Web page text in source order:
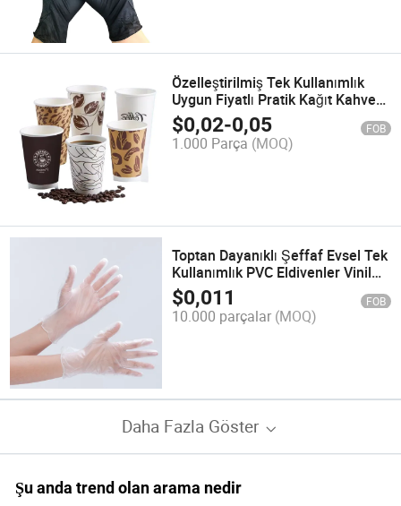
Özelleştirilmiş Tek Kullanımlık
Uygun Fiyatlı Pratik Kağıt Kahve
Bardakları Ofis Kullanımı İçin
$0,02-0,05 FOB
1.000 Parça (MOQ)
Toptan Dayanıklı Şeffaf Evsel Tek
Kullanımlık PVC Eldivenler Vinil
Eldivenler
$0,011 FOB
10.000 parçalar (MOQ)
Daha Fazla Göster
Şu anda trend olan arama nedir